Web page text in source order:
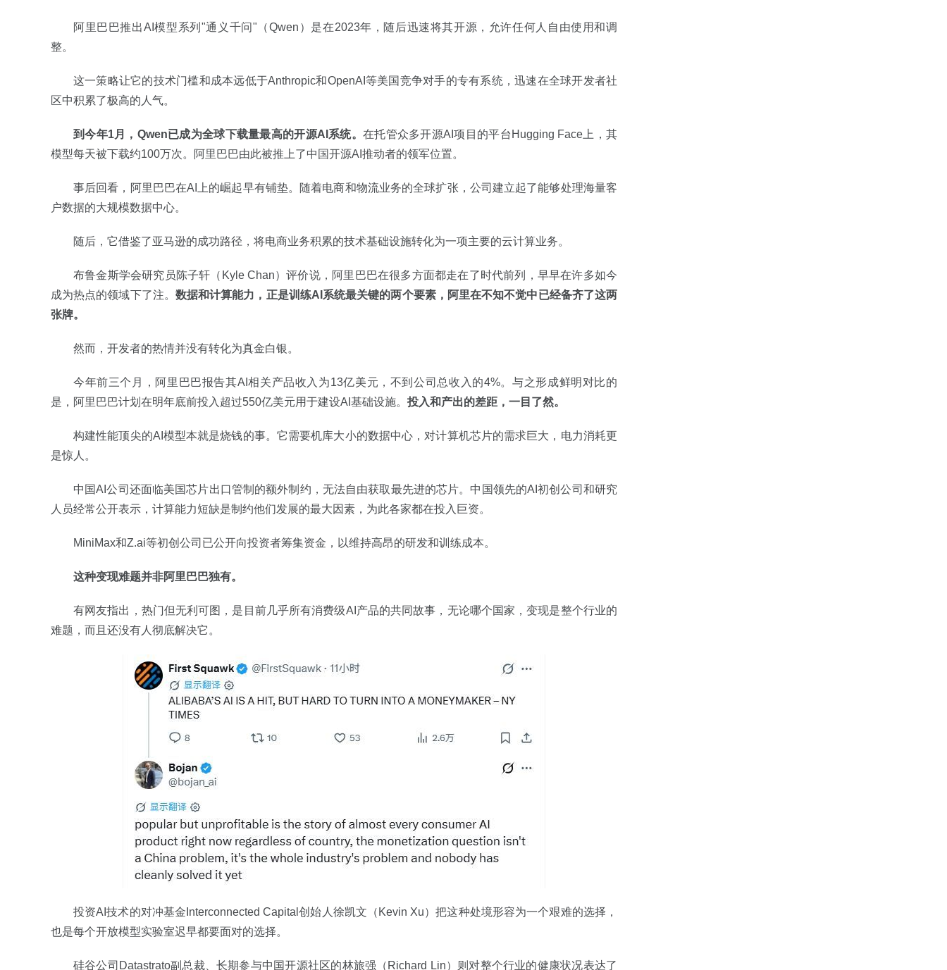
阿里巴巴推出AI模型系列"通义千问"（Qwen）是在2023年，随后迅速将其开源，允许任何人自由使用和调
整。
这一策略让它的技术门槛和成本远低于Anthropic和OpenAI等美国竞争对手的专有系统，迅速在全球开发者社
区中积累了极高的人气。
到今年1月，Qwen已成为全球下载量最高的开源AI系统。在托管众多开源AI项目的平台Hugging Face上，其
模型每天被下载约100万次。阿里巴巴由此被推上了中国开源AI推动者的领军位置。
事后回看，阿里巴巴在AI上的崛起早有铺垫。随着电商和物流业务的全球扩张，公司建立起了能够处理海量客
户数据的大规模数据中心。
随后，它借鉴了亚马逊的成功路径，将电商业务积累的技术基础设施转化为一项主要的云计算业务。
布鲁金斯学会研究员陈子轩（Kyle Chan）评价说，阿里巴巴在很多方面都走在了时代前列，早早在许多如今
成为热点的领域下了注。 数据和计算能力，正是训练AI系统最关键的两个要素，阿里在不知不觉中已经备齐了这两
张牌。
然而，开发者的热情并没有转化为真金白银。
今年前三个月，阿里巴巴报告其AI相关产品收入为13亿美元，不到公司总收入的4%。与之形成鲜明对比的
是，阿里巴巴计划在明年底前投入超过550亿美元用于建设AI基础设施。 投入和产出的差距，一目了然。
构建性能顶尖的AI模型本就是烧钱的事。它需要机库大小的数据中心，对计算机芯片的需求巨大，电力消耗更
是惊人。
中国AI公司还面临美国芯片出口管制的额外制约，无法自由获取最先进的芯片。中国领先的AI初创公司和研究
人员经常公开表示，计算能力短缺是制约他们发展的最大因素，为此各家都在投入巨资。
MiniMax和Z.ai等初创公司已公开向投资者筹集资金，以维持高昂的研发和训练成本。
这种变现难题并非阿里巴巴独有。
有网友指出，热门但无利可图，是目前几乎所有消费级AI产品的共同故事，无论哪个国家，变现是整个行业的
难题，而且还没有人彻底解决它。
投资AI技术的对冲基金Interconnected Capital创始人徐凯文（Kevin Xu）把这种处境形容为一个艰难的选择，
也是每个开放模型实验室迟早都要面对的选择。
硅谷公司Datastrato副总裁、长期参与中国开源社区的林旅强（Richard Lin）则对整个行业的健康状况表达了